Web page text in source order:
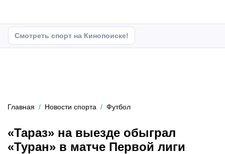
Смотреть спорт на Кинопоиске!
Главная Новости спорта Футбол
«Тараз» на выезде обыграл
«Туран» в матче Первой лиги